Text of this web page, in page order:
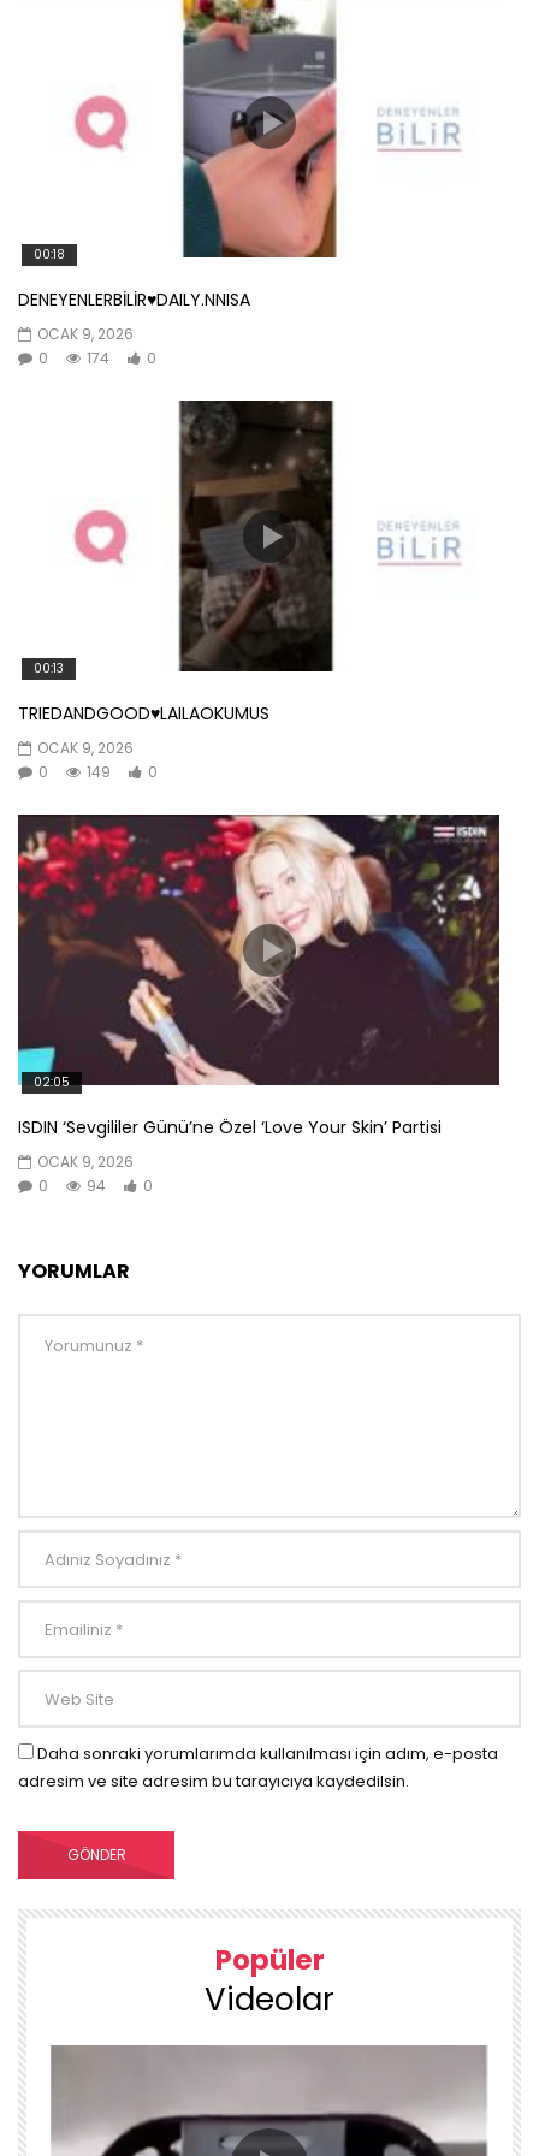
00:18
DENEYENLERBİLİR♥️DAILY.NNISA
OCAK 9, 2026
0
174 0
00:13
TRIEDANDGOOD♥️LAILAOKUMUS
OCAK 9, 2026
0
149 0
02:05
ISDIN ‘Sevgililer Günü’ne Özel ‘Love Your Skin’ Partisi
OCAK 9, 2026
0
94 0
YORUMLAR
Daha sonraki yorumlarımda kullanılması için adım, e-posta
adresim ve site adresim bu tarayıcıya kaydedilsin.
Popüler
Videolar